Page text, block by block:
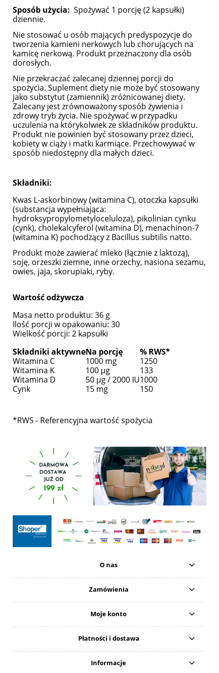
Sposób użycia: Spożywać 1 porcję (2 kapsułki)
dziennie.
Nie stosować u osób mających predyspozycje do
tworzenia kamieni nerkowych lub chorujących na
kamicę nerkową. Produkt przeznaczony dla osób
dorosłych.
Nie przekraczać zalecanej dziennej porcji do
spożycia. Suplement diety nie może być stosowany
jako substytut (zamiennik) zróżnicowanej diety.
Zalecany jest zrównoważony sposób żywienia i
zdrowy tryb życia. Nie spożywać w przypadku
uczulenia na którykolwiek ze składników produktu.
Produkt nie powinien być stosowany przez dzieci,
kobiety w ciąży i matki karmiące. Przechowywać w
sposób niedostępny dla małych dzieci.
Składniki:
Kwas L-askorbinowy (witamina C), otoczka kapsułki
(substancja wypełniająca:
hydroksypropylometyloceluloza), pikolinian cynku
(cynk), cholekalcyferol (witamina D), menachinon-7
(witamina K) pochodzący z Bacillus subtilis natto.
Produkt może zawierać mleko (łącznie z laktozą),
soję, orzeszki ziemne, inne orzechy, nasiona sezamu,
owies, jaja, skorupiaki, ryby.
Wartość odżywcza
Masa netto produktu: 36 g
Ilość porcji w opakowaniu: 30
Wielkość porcji: 2 kapsułki
Składniki aktywneNa porcję
% RWS*
Witamina C
1000 mg
1250
Witamina K
100 µg
133
Witamina D
50 µg / 2000 IU1000
Cynk
15 mg 150
*RWS - Referencyjna wartość spożycia
O nas
Zamówienia
Moje konto
Płatności i dostawa
Informacje